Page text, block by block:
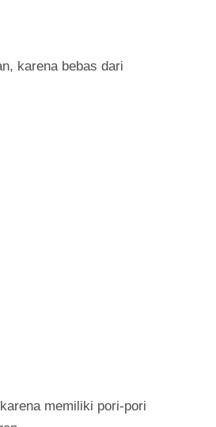
karena bebas dari
memiliki pori-pori